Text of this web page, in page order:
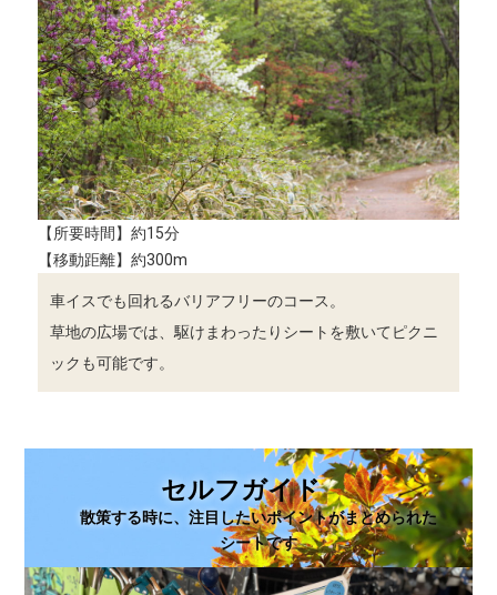
【所要時間】約15分
【移動距離】約300m
車イスでも回れるバリアフリーのコース。
草地の広場では、駆けまわったりシートを敷いてピクニ
ックも可能です。
セルフガイド
散策する時に、注目したいポイントがまとめられた
シートです